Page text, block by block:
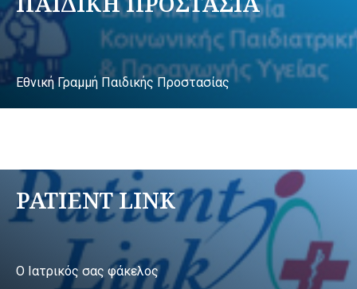
Εθνική Γραμμή Παιδικής Προστασίας
PATIENT LINK
Ο Ιατρικός σας φάκελος